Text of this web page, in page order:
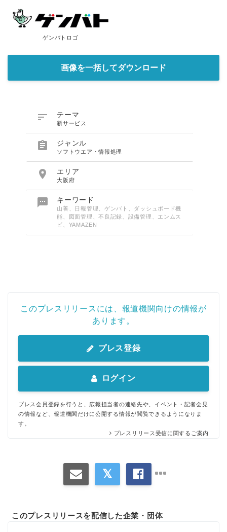
ゲンバトロゴ
画像を一括してダウンロード
 テーマ
新サービス
 ジャンル
ソフトウエア・情報処理
 エリア
大阪府
 キーワード
山善、日報管理、ゲンバト、ダッシュボード機
能、図面管理、不良記録、設備管理、エンムス
ビ、YAMAZEN
このプレスリリースには、報道機関向けの情報が
あります。
プレス登録
ログイン
プレス会員登録を行うと、広報担当者の連絡先や、イベント・記者会見
の情報など、報道機関だけに公開する情報が閲覧できるようになりま
す。
プレスリリース受信に関するご案内
このプレスリリースを配信した企業・団体
Japanese